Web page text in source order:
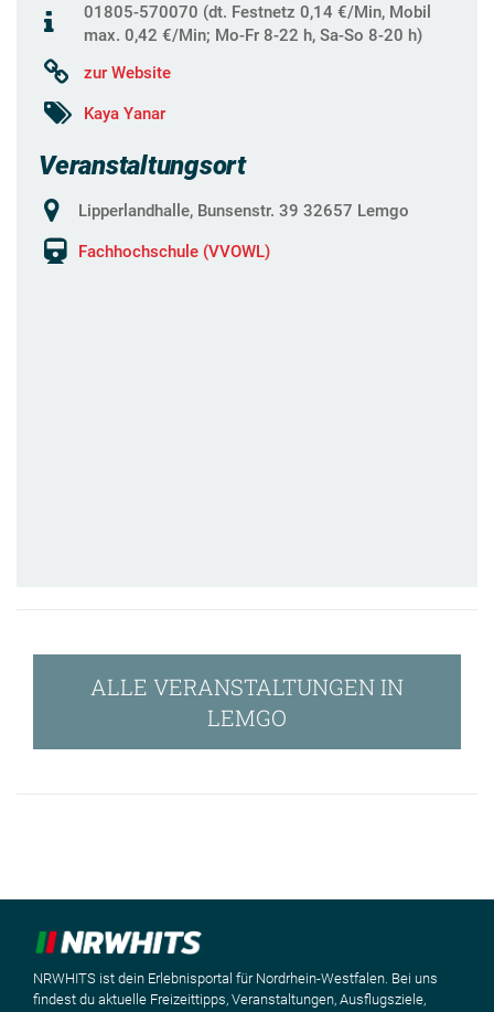
01805-570070 (dt. Festnetz 0,14 €/Min, Mobil
max. 0,42 €/Min; Mo-Fr 8-22 h, Sa-So 8-20 h)
zur Website
Kaya Yanar
Veranstaltungsort
Lipperlandhalle, Bunsenstr. 39 32657 Lemgo
Fachhochschule (VVOWL)
ALLE VERANSTALTUNGEN IN
LEMGO
NRWHITS ist dein Erlebnisportal für Nordrhein-Westfalen. Bei uns
findest du aktuelle Freizeittipps, Veranstaltungen, Ausflugsziele,